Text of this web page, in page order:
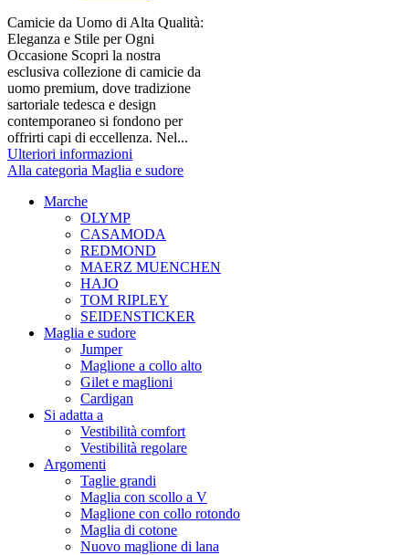
Camicie da Uomo di Alta Qualità:
Eleganza e Stile per Ogni
Occasione Scopri la nostra
esclusiva collezione di camicie da
uomo premium, dove tradizione
sartoriale tedesca e design
contemporaneo si fondono per
offrirti capi di eccellenza. Nel...
Ulteriori informazioni
Alla categoria Maglia e sudore
Marche
OLYMP
CASAMODA
REDMOND
MAERZ MUENCHEN
HAJO
TOM RIPLEY
SEIDENSTICKER
Maglia e sudore
Jumper
Maglione a collo alto
Gilet e maglioni
Cardigan
Si adatta a
Vestibilità comfort
Vestibilità regolare
Argomenti
Taglie grandi
Maglia con scollo a V
Maglione con collo rotondo
Maglia di cotone
Nuovo maglione di lana